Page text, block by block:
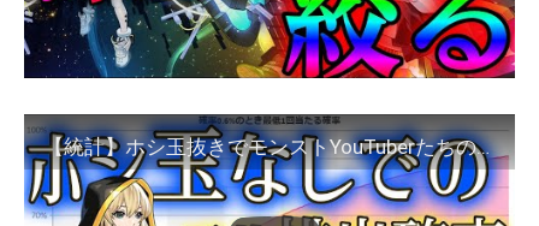
【統計】ホシ玉抜きでモンストYouTuberたちのエル排出確率をまとめたらエグい事実が判明した